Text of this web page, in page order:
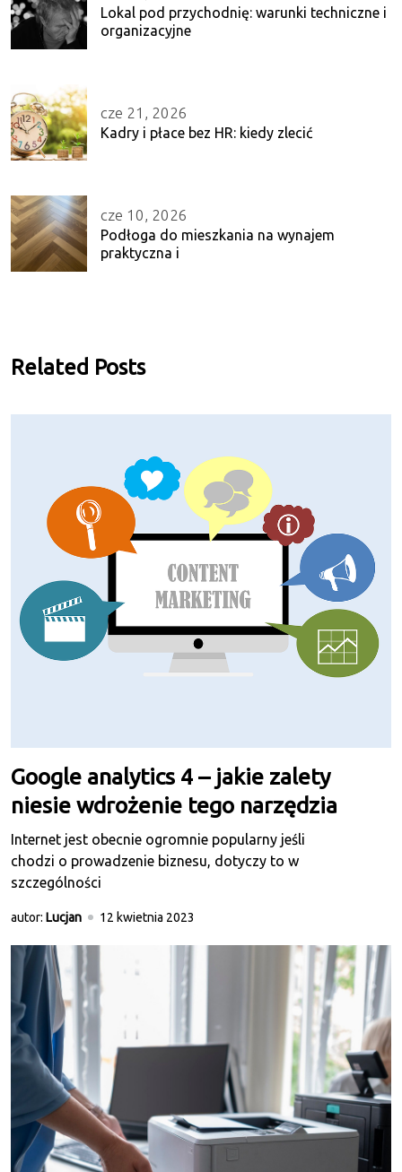
Lokal pod przychodnię: warunki techniczne i
organizacyjne
cze 21, 2026
Kadry i płace bez HR: kiedy zlecić
cze 10, 2026
Podłoga do mieszkania na wynajem
praktyczna i
Related Posts
Google analytics 4 – jakie zalety
niesie wdrożenie tego narzędzia
Internet jest obecnie ogromnie popularny jeśli
chodzi o prowadzenie biznesu, dotyczy to w
szczególności
autor: Lucjan 12 kwietnia 2023